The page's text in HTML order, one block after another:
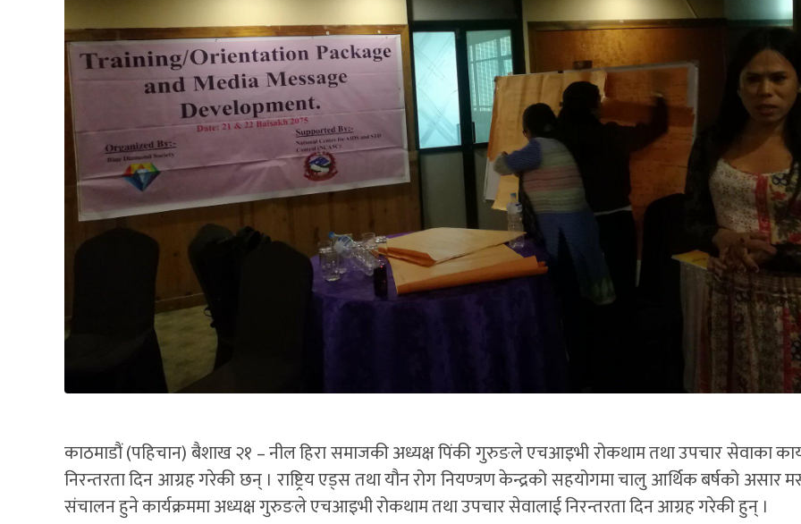
काठमाडौं (पहिचान) बैशाख २१ – नील हिरा समाजकी अध्यक्ष पिंकी गुरुङले एचआइभी रोकथाम तथा उपचार सेवाका
निरन्तरता दिन आग्रह गरेकी छन् । राष्ट्रिय एड्स तथा यौन रोग नियण्त्रण केन्द्रको सहयोगमा चालु आर्थिक बर्षको असार
संचालन हुने कार्यक्रममा अध्यक्ष गुरुङले एचआइभी रोकथाम तथा उपचार सेवालाई निरन्तरता दिन आग्रह गरेकी हुन् ।